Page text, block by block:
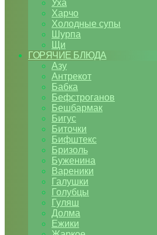
Уха
Харчо
Холодные супы
Шурпа
Щи
ГОРЯЧИЕ БЛЮДА
Азу
Антрекот
Бабка
Бефстроганов
Бешбармак
Бигус
Биточки
Бифштекс
Бризоль
Буженина
Вареники
Галушки
Голубцы
Гуляш
Долма
Ежики